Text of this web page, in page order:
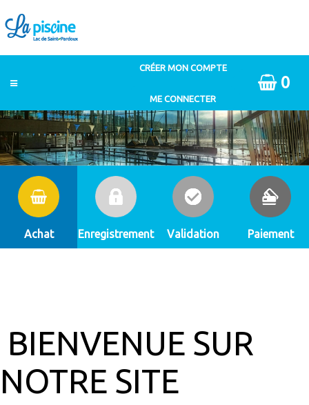
0
Achat Enregistrement Validation Paiement
BIENVENUE SUR
NOTRE SITE